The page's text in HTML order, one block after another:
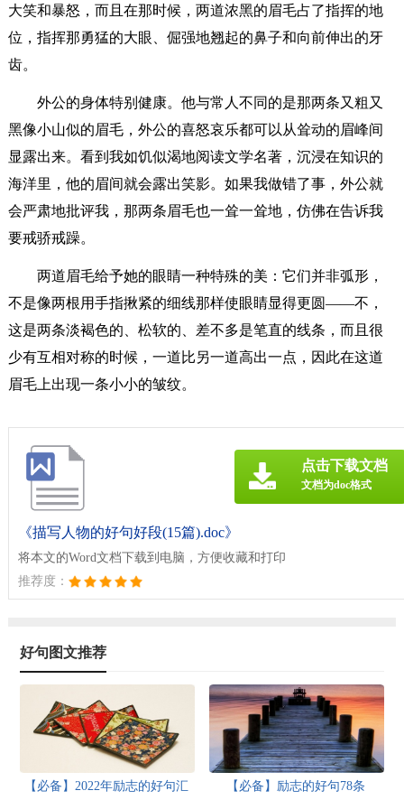
大笑和暴怒，而且在那时候，两道浓黑的眉毛占了指挥的地
位，指挥那勇猛的大眼、倔强地翘起的鼻子和向前伸出的牙
齿。
外公的身体特别健康。他与常人不同的是那两条又粗又
黑像小山似的眉毛，外公的喜怒哀乐都可以从耸动的眉峰间
显露出来。看到我如饥似渴地阅读文学名著，沉浸在知识的
海洋里，他的眉间就会露出笑影。如果我做错了事，外公就
会严肃地批评我，那两条眉毛也一耸一耸地，仿佛在告诉我
要戒骄戒躁。
两道眉毛给予她的眼睛一种特殊的美：它们并非弧形，
不是像两根用手指揪紧的细线那样使眼睛显得更圆——不，
这是两条淡褐色的、松软的、差不多是笔直的线条，而且很
少有互相对称的时候，一道比另一道高出一点，因此在这道
眉毛上出现一条小小的皱纹。
《描写人物的好句好段(15篇).doc》
将本文的Word文档下载到电脑，方便收藏和打印
推荐度：
点击下载文档
文档为doc格式
好句图文推荐
【必备】2022年励志的好句汇
【必备】励志的好句78条